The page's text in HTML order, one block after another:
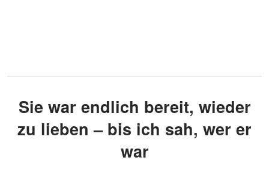
Sie war endlich bereit, wieder
zu lieben – bis ich sah, wer er
war